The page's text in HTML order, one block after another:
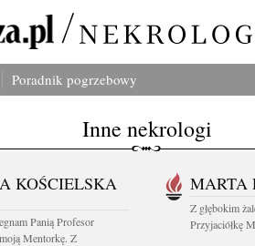
Poradnik pogrzebowy
Inne nekrologi
KOŚCIELSKA
Panią Profesor
Mentorkę. Z
MARTA
Z głębokim
Przyjaciółkę